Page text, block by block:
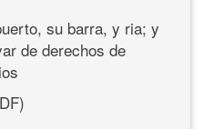
su barra, y ria; y
de derechos de